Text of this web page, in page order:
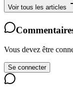
Voir tous les articles
Vous devez être
Se connecter